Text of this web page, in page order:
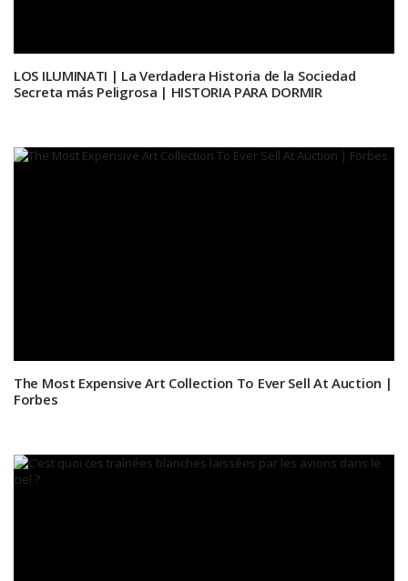
LOS ILUMINATI | La Verdadera Historia de la Sociedad
Secreta más Peligrosa | HISTORIA PARA DORMIR
The Most Expensive Art Collection To Ever Sell At Auction |
Forbes